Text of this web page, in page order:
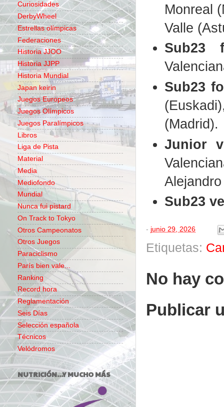
Monreal
Valle
Sub23
Sub23
(Madrid).
Junior
Sub23
- junio 29, 2026
Etiquetas:
No hay
Publicar
Curiosidades
DerbyWheel
Estrellas olímpicas
Federaciones
Historia JJOO
Historia JJPP
Historia Mundial
Japan keirin
Juegos Europeos
Juegos Olímpicos
Juegos Paralímpicos
Libros
Liga de Pista
Material
Media
Mediofondo
Mundial
Nunca fui pistard
On Track to Tokyo
Otros Campeonatos
Otros Juegos
Paraciclismo
París bien vale...
Ranking
Record hora
Reglamentación
Seis Días
Selección española
Técnicos
Velódromos
NUTRICIÓN...Y MUCHO MÁS